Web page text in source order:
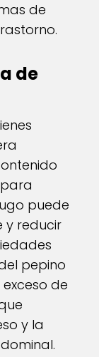
de
de
puede
y reducir
pepino
de
y la